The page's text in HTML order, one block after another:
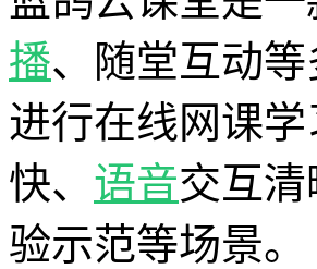
播、随堂互动
进行在线网课
快、 语音交互
验示范等场景。